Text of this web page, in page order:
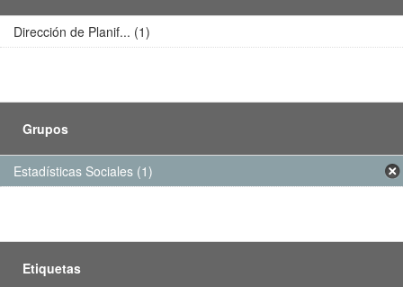
Dirección de Planif... (1)
Grupos
Estadísticas Sociales (1)
Etiquetas